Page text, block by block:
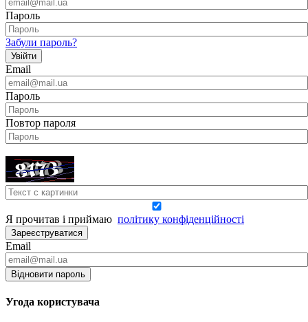
Пароль
Забули пароль?
Увійти
Email
Пароль
Повтор пароля
Я прочитав і приймаю політику конфіденційності
Зареєструватися
Email
Відновити пароль
Угода користувача